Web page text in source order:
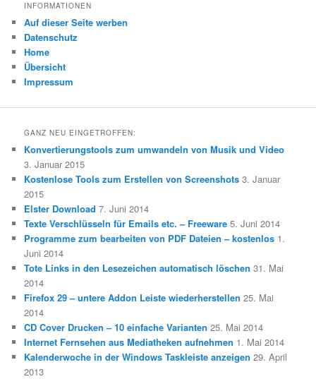
INFORMATIONEN
Auf dieser Seite werben
Datenschutz
Home
Übersicht
Impressum
GANZ NEU EINGETROFFEN:
Konvertierungstools zum umwandeln von Musik und Video
3. Januar 2015
Kostenlose Tools zum Erstellen von Screenshots 3. Januar
2015
Elster Download 7. Juni 2014
Texte Verschlüsseln für Emails etc. – Freeware 5. Juni 2014
Programme zum bearbeiten von PDF Dateien – kostenlos 1.
Juni 2014
Tote Links in den Lesezeichen automatisch löschen 31. Mai
2014
Firefox 29 – untere Addon Leiste wiederherstellen 25. Mai
2014
CD Cover Drucken – 10 einfache Varianten 25. Mai 2014
Internet Fernsehen aus Mediatheken aufnehmen 1. Mai 2014
Kalenderwoche in der Windows Taskleiste anzeigen 29. April
2013